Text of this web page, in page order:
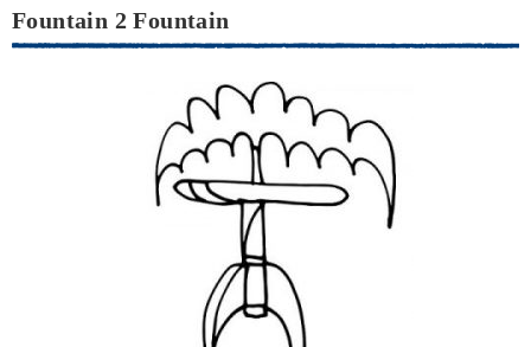
Fountain 2 Fountain